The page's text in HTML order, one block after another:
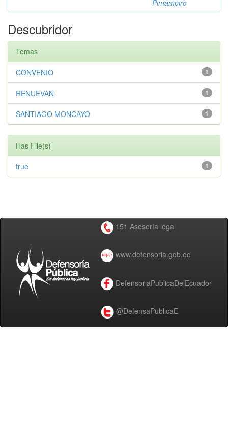
Pimampiro
Descubridor
Temas
1
CONVENIO
1
RENUEVAN
1
SANTIAGO MONCAYO
Has File(s)
1
true
151 Asesoría legal
www.defensoria.gob.ec
DefensoriaPublicaDelEcuador
@DefensaPublicaE